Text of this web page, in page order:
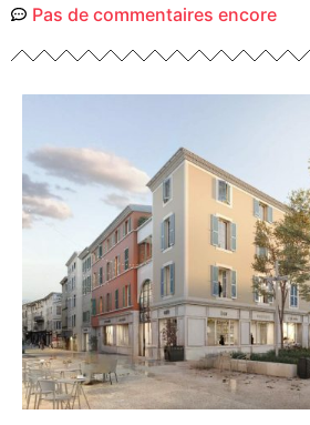
Pas de commentaires encore